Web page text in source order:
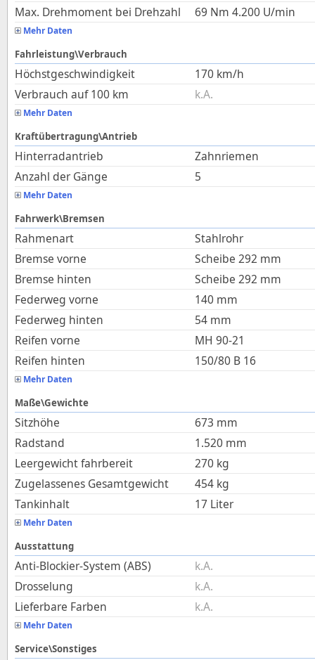
Max. Drehmoment bei Drehzahl
69 Nm 4.200 U/min
Mehr Daten
Fahrleistung\Verbrauch
Höchstgeschwindigkeit 170 km/h
Verbrauch auf 100 km
k.A.
Mehr Daten
Kraftübertragung\Antrieb
Hinterradantrieb
Zahnriemen
Anzahl der Gänge
5
Mehr Daten
Fahrwerk\Bremsen
Rahmenart
Stahlrohr
Bremse vorne
Scheibe 292 mm
Bremse hinten
Scheibe 292 mm
Federweg vorne
140 mm
Federweg hinten
54 mm
Reifen vorne
MH 90-21
Reifen hinten
150/80 B 16
Mehr Daten
Maße\Gewichte
Sitzhöhe 673 mm
Radstand
1.520 mm
Leergewicht fahrbereit
270 kg
Zugelassenes Gesamtgewicht
454 kg
Tankinhalt
17 Liter
Mehr Daten
Ausstattung
Anti-Blockier-System (ABS)
k.A.
Drosselung
k.A.
Lieferbare Farben
k.A.
Mehr Daten
Service\Sonstiges